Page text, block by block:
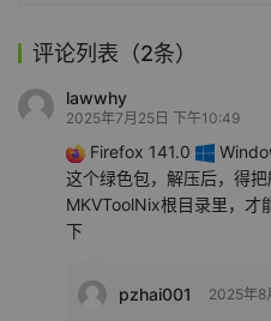
评论列表（2条）
lawwhy
2025年7月25日 下午10:49
Firefox 141.0
这个绿色包，解压后，得
MKVToolNix根目录里，才
下
pzhai001 2025年8